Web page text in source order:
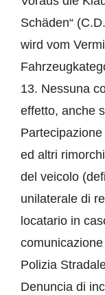
Schäden“
wird vom
13. Nessuna
effetto, anche
ed altri
del veicolo
unilaterale di
locatario in
Polizia
Denuncia di